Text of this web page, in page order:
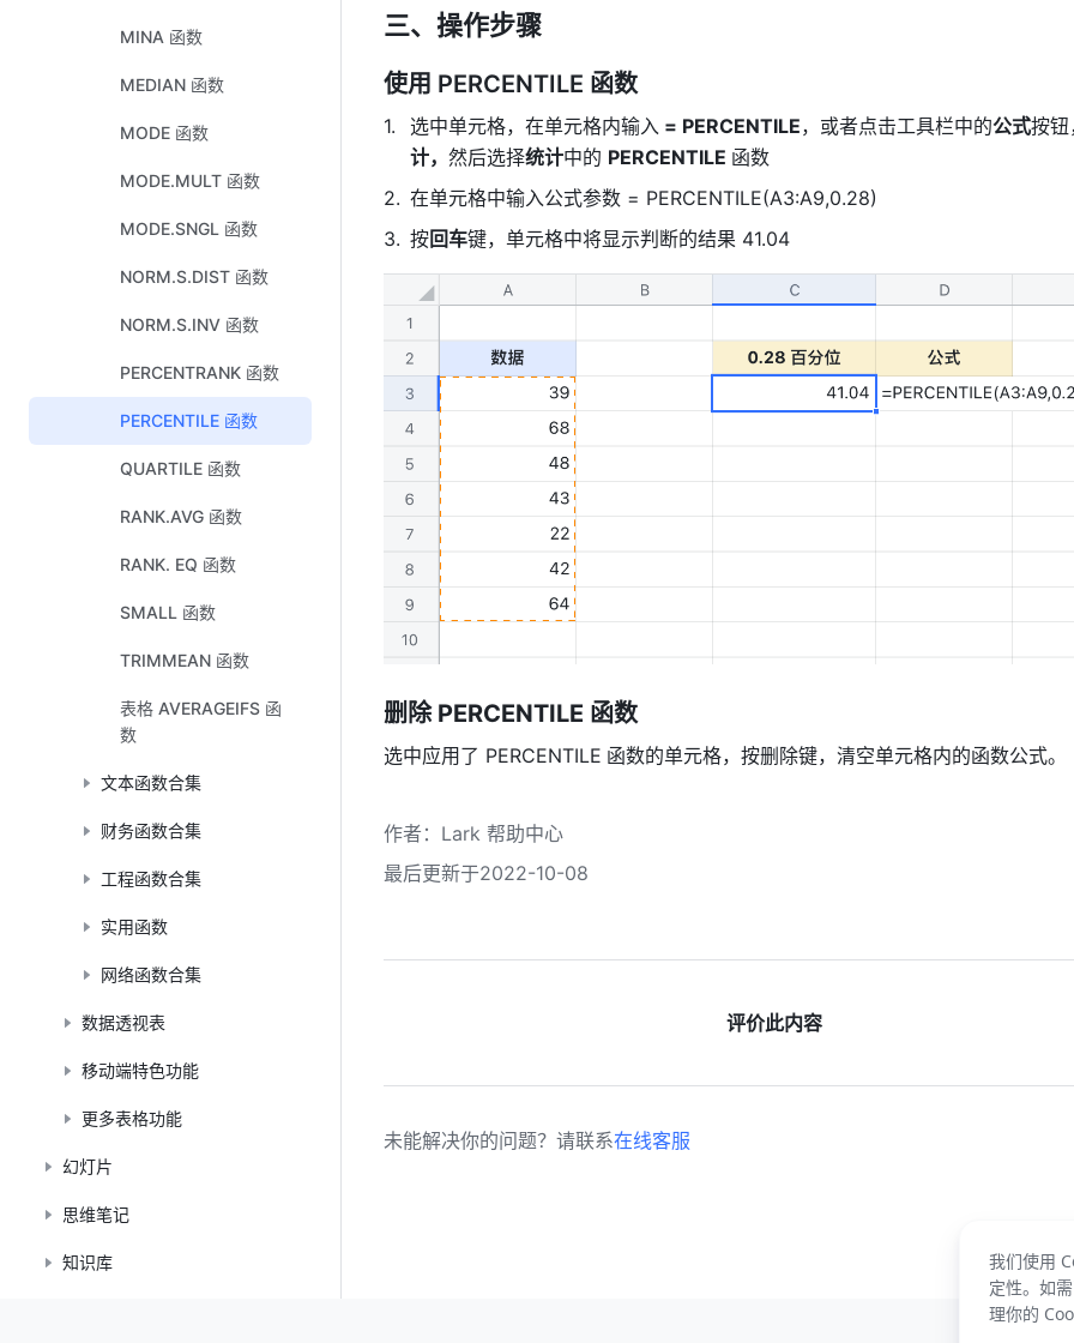
MINA 函数
MEDIAN 函数
MODE 函数
MODE.MULT 函数
MODE.SNGL 函数
NORM.S.DIST 函数
NORM.S.INV 函数
PERCENTRANK 函数
PERCENTILE 函数
QUARTILE 函数
RANK.AVG 函数
RANK. EQ 函数
SMALL 函数
TRIMMEAN 函数
表格 AVERAGEIFS 函
数
文本函数合集
财务函数合集
工程函数合集
实用函数
网络函数合集
数据透视表
移动端特色功能
更多表格功能
幻灯片
思维笔记
知识库
三、操作步骤
使用 PERCENTILE 函数
选中单元格，在单元格内输入 = PERCENTILE，或者点击工具栏中的公式按钮
计， 然后选择统计中的 PERCENTILE 函数
在单元格中输入公式参数 = PERCENTILE(A3:A9,0.28)
按回车键，单元格中将显示判断的结果 41.04
删除 PERCENTILE 函数
选中应用了 PERCENTILE 函数的单元格，按删除键，清空单元格内的函数公式。
作者 ： Lark 帮助中心
最后更新于2022-10-08
评价此内容
未能解决你的问题？请联系在线客服
我们使用
定性。如
理你的